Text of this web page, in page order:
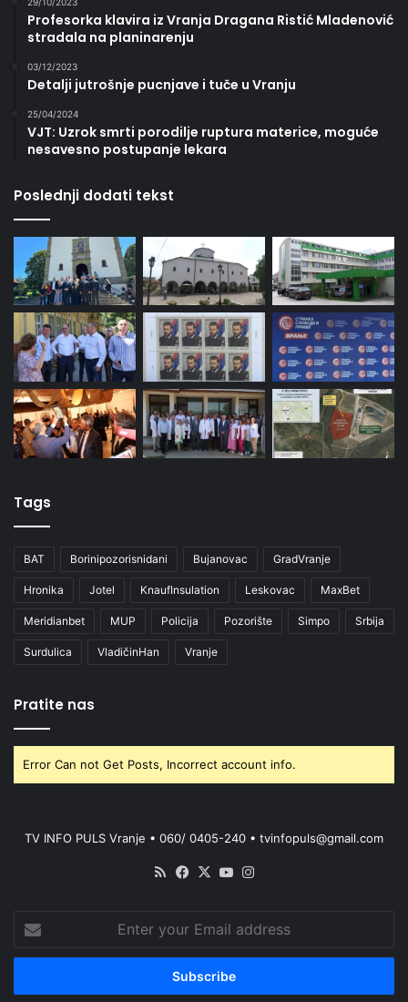
Profesorka klavira iz Vranja Dragana Ristić Mladenović
stradala na planinarenju
03/12/2023
Detalji jutrošnje pucnjave i tuče u Vranju
25/04/2024
VJT: Uzrok smrti porodilje ruptura materice, moguće
nesavesno postupanje lekara
Poslednji dodati tekst
Tags
BAT Borinipozorisnidani Bujanovac GradVranje
Hronika Jotel KnaufInsulation Leskovac MaxBet
Meridianbet MUP Policija Pozorište Simpo Srbija
Surdulica VladičinHan Vranje
Pratite nas
Error Can not Get Posts, Incorrect account info.
TV INFO PULS Vranje • 060/ 0405-240 • tvinfopuls@gmail.com
RSS Facebook
X YouTube
your
Email